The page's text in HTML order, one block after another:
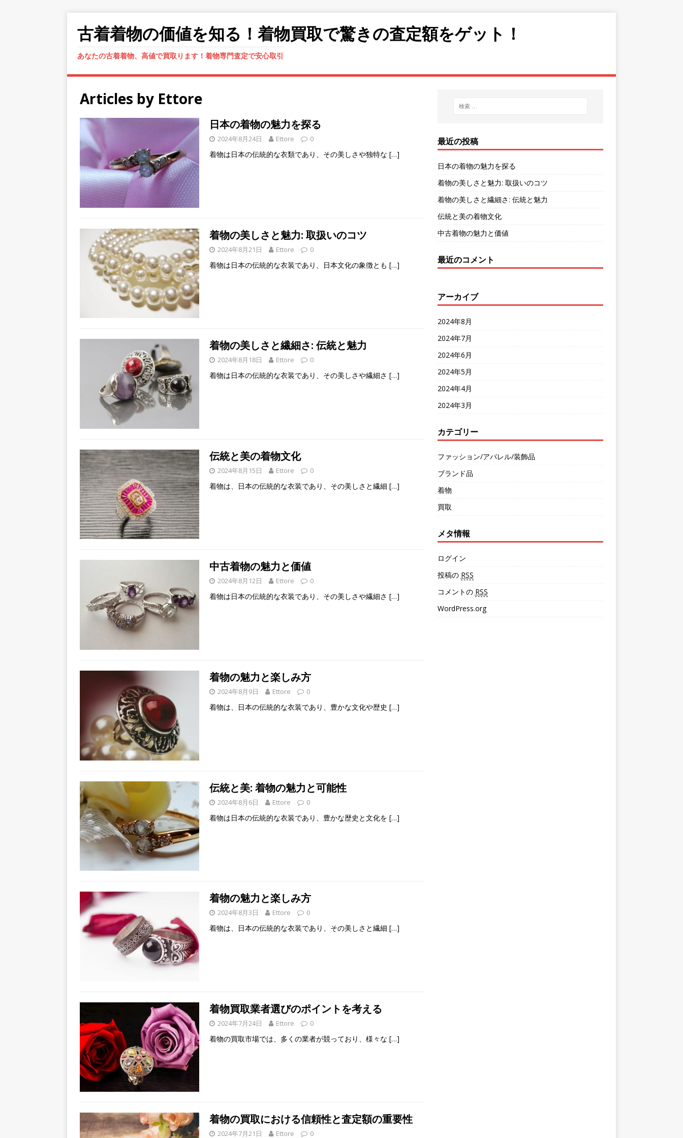
古着着物の価値を知る！着物買取で驚きの査定額をゲット！
あなたの古着着物、高値で買取ります！着物専門査定で安心取引
Articles by Ettore
日本の着物の魅力を探る
2024年8月24日 Ettore 0
着物は日本の伝統的な衣類であり、その美しさや独特な […]
着物の美しさと魅力: 取扱いのコツ
2024年8月21日 Ettore 0
着物は日本の伝統的な衣装であり、日本文化の象徴とも […]
着物の美しさと繊細さ: 伝統と魅力
2024年8月18日 Ettore 0
着物は日本の伝統的な衣装であり、その美しさや繊細さ […]
伝統と美の着物文化
2024年8月15日 Ettore 0
着物は、日本の伝統的な衣装であり、その美しさと繊細 […]
中古着物の魅力と価値
2024年8月12日 Ettore 0
着物は日本の伝統的な衣装であり、その美しさや繊細さ […]
着物の魅力と楽しみ方
2024年8月9日 Ettore 0
着物は、日本の伝統的な衣装であり、豊かな文化や歴史 […]
伝統と美: 着物の魅力と可能性
2024年8月6日 Ettore 0
着物は日本の伝統的な衣装であり、豊かな歴史と文化を […]
着物の魅力と楽しみ方
2024年8月3日 Ettore 0
着物は、日本の伝統的な衣装であり、その美しさと繊細 […]
着物買取業者選びのポイントを考える
2024年7月24日 Ettore 0
着物の買取市場では、多くの業者が競っており、様々な […]
着物の買取における信頼性と査定額の重要性
2024年7月21日 Ettore 0
最近の投稿
日本の着物の魅力を探る
着物の美しさと魅力: 取扱いのコツ
着物の美しさと繊細さ: 伝統と魅力
伝統と美の着物文化
中古着物の魅力と価値
最近のコメント
アーカイブ
2024年8月
2024年7月
2024年6月
2024年5月
2024年4月
2024年3月
カテゴリー
ファッション/アパレル/装飾品
ブランド品
着物
買取
メタ情報
ログイン
投稿の RSS
コメントの RSS
WordPress.org